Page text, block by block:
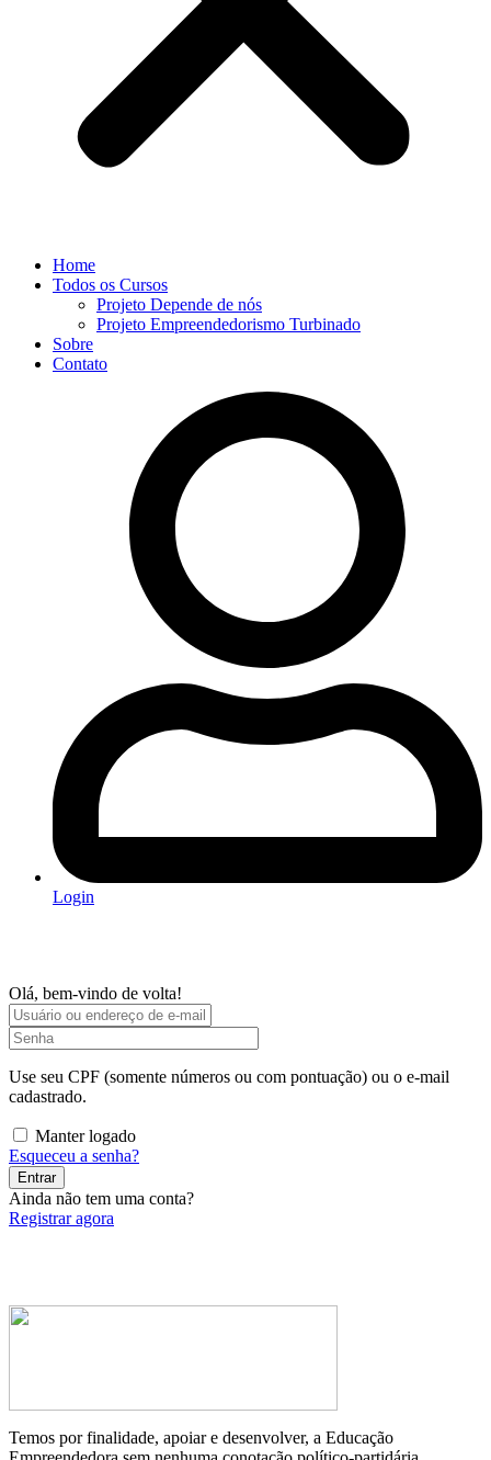
Home
Todos os Cursos
Projeto Depende de nós
Projeto Empreendedorismo Turbinado
Sobre
Contato
Login
Olá, bem-vindo de volta!
Use seu CPF (somente números ou com pontuação) ou o e-mail
cadastrado.
Manter logado
Esqueceu a senha?
Entrar
Ainda não tem uma conta?
Registrar agora
Temos por finalidade, apoiar e desenvolver, a Educação